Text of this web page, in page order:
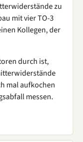
zu
mit vier TO-3
Kollegen, der
durch ist,
mal aufkochen
messen.